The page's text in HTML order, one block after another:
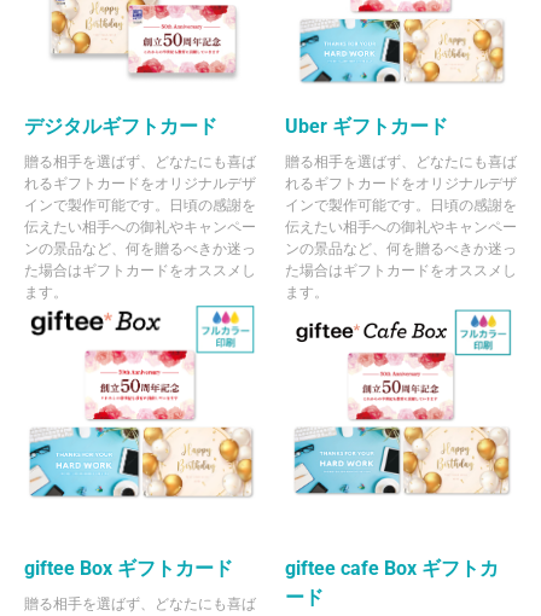
デジタルギフトカード
贈る相手を選ばず、どなたにも喜ば
れるギフトカードをオリジナルデザ
インで製作可能です。日頃の感謝を
伝えたい相手への御礼やキャンペー
ンの景品など、何を贈るべきか迷っ
た場合はギフトカードをオススメし
ます。
Uber ギフトカード
贈る相手を選ばず、どなたにも喜ば
れるギフトカードをオリジナルデザ
インで製作可能です。日頃の感謝を
伝えたい相手への御礼やキャンペー
ンの景品など、何を贈るべきか迷っ
た場合はギフトカードをオススメし
ます。
giftee Box ギフトカード
贈る相手を選ばず、どなたにも喜ば
giftee cafe Box ギフトカ
ード